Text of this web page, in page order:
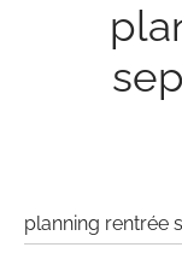
planning rentrée